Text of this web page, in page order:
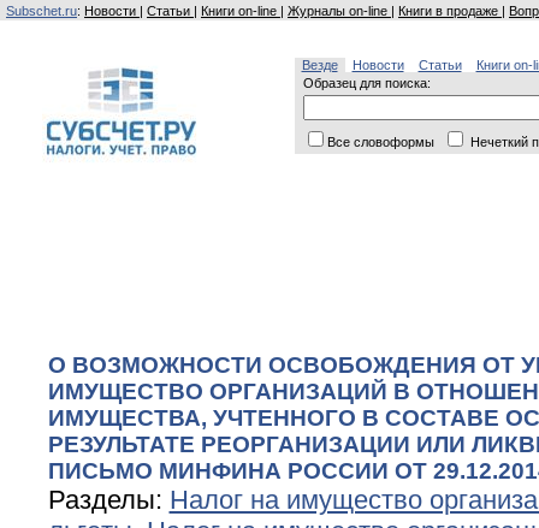
Subschet.ru: Новости | Статьи | Книги on-line | Журналы on-line | Книги в продаже |
Везде Новости Статьи
Книги on-
Образец для поиска:
Все словоформы Нечеткий
О ВОЗМОЖНОСТИ ОСВОБОЖДЕНИЯ ОТ
ИМУЩЕСТВО ОРГАНИЗАЦИЙ В
ИМУЩЕСТВА, УЧТЕННОГО В СОСТАВЕ
РЕЗУЛЬТАТЕ РЕОРГАНИЗАЦИИ ИЛИ
ПИСЬМО МИНФИНА РОССИИ ОТ 29.12.2014
Разделы: Налог на имущество